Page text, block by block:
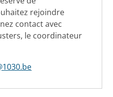
rejoindre
contact avec
le coordinateur